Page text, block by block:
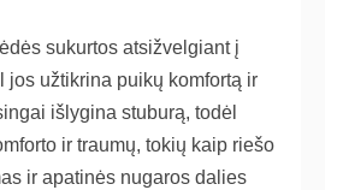
sukurtos atsižvelgiant į
jos užtikrina puikų komfortą ir
išlygina stuburą, todėl
ir traumų, tokių kaip riešo
ir apatinės nugaros dalies